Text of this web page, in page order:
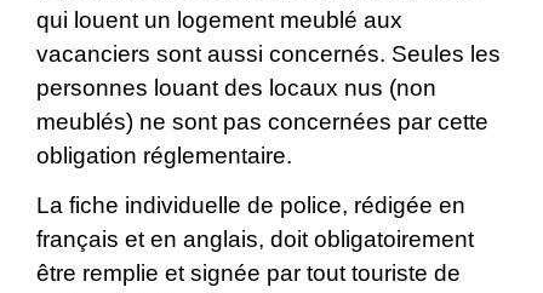
qui louent un logement meublé aux
vacanciers sont aussi concernés. Seules les
personnes louant des locaux nus (non
meublés) ne sont pas concernées par cette
obligation réglementaire.
La fiche individuelle de police, rédigée en
français et en anglais, doit obligatoirement
être remplie et signée par tout touriste de